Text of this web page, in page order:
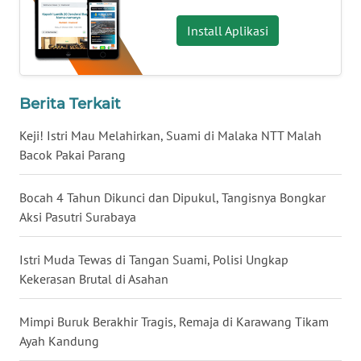
Install Aplikasi
Berita Terkait
Keji! Istri Mau Melahirkan, Suami di Malaka NTT Malah
Bacok Pakai Parang
Bocah 4 Tahun Dikunci dan Dipukul, Tangisnya Bongkar
Aksi Pasutri Surabaya
Istri Muda Tewas di Tangan Suami, Polisi Ungkap
Kekerasan Brutal di Asahan
Mimpi Buruk Berakhir Tragis, Remaja di Karawang Tikam
Ayah Kandung
BALI
WN
WN
KALTENG
WN
WN